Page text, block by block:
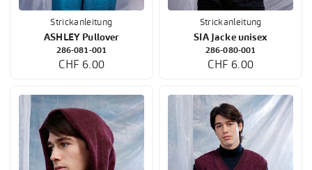
Strickanleitung
ASHLEY Pullover
286-081-001
CHF 6.00
Strickanleitung
SIA Jacke unisex
286-080-001
CHF 6.00